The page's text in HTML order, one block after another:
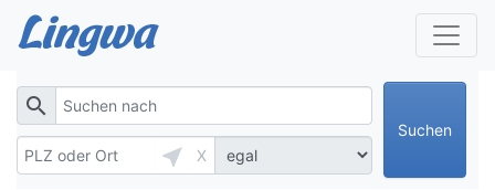
search
near_me
X
Suchen